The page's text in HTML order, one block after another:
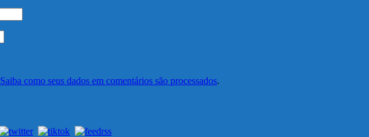
Saiba como seus dados em comentários são processados.